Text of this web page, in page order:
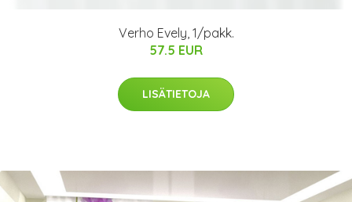
Verho Evely, 1/pakk.
57.5 EUR
LISÄTIETOJA